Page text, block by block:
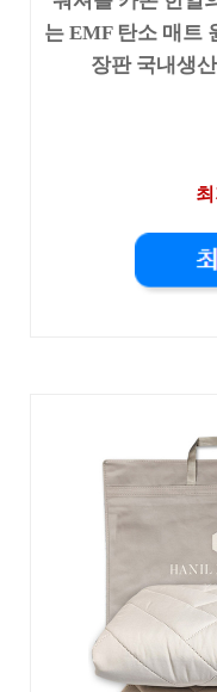
는 EMF 탄소 매트
장판 국내생